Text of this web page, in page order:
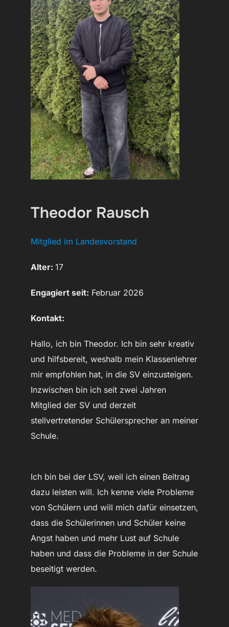
Theodor Rausch
Mitglied im Landesvorstand
Alter: 17
Engagiert seit: Februar 2026
Kontakt:
Hallo, ich bin Theodor. Ich bin sehr kreativ
und hilfsbereit, weshalb mein Klassenlehrer
mir empfohlen hat, in die SV einzusteigen.
Inzwischen bin ich seit zwei Jahren
Mitglied der SV und derzeit
stellvertretender Schülersprecher an meiner
Schule.
Ich bin bei der LSV, weil ich einen Beitrag
dazu leisten will. Ich kenne viele Probleme
von Schülern und will mich dafür einsetzen,
dass die Schülerinnen und Schüler keine
Angst haben und mehr Lust auf Schule
haben und dass die Probleme in der Schule
beseitigt werden.